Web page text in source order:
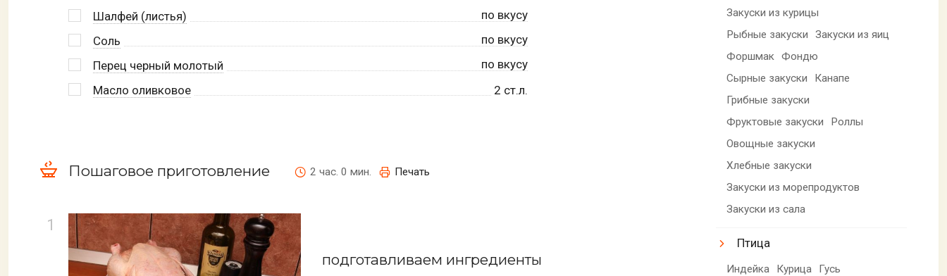
Шалфей (листья)
по вкусу
Соль
по вкусу
Перец черный молотый
по вкусу
Масло оливковое
2 ст.л.
Пошаговое приготовление 2 час. 0 мин. Печать
подготавливаем ингредиенты
Закуски из курицы
Рыбные закуски
Закуски из яиц
Форшмак Фондю
Сырные закуски
Канапе
Грибные закуски
Фруктовые закуски
Роллы
Овощные закуски
Хлебные закуски
Закуски из морепродуктов
Закуски из сала
Птица
Индейка Курица
Гусь